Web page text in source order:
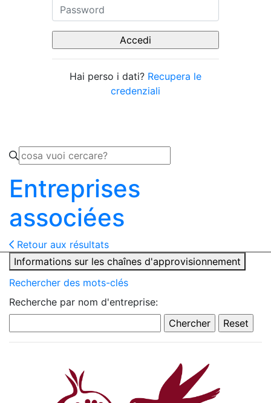
Hai perso i dati? Recupera le
credenziali
Entreprises
associées
Retour aux résultats
Informations sur les chaînes d'approvisionnement
Rechercher des mots-clés
Recherche par nom d'entreprise: